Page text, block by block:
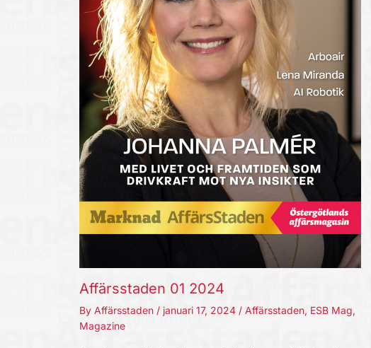
Affärsstaden 01 2024
By Affärsstaden / januari 17, 2024 / Affärsstaden, ESB Mag,
Magazine